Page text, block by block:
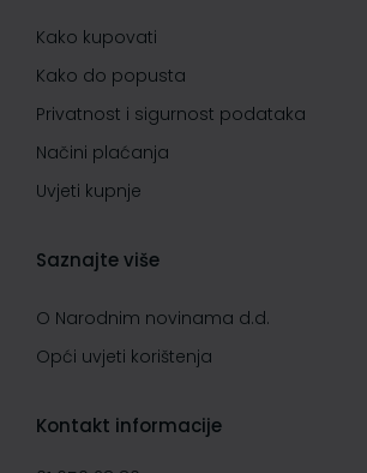
Kako kupovati
Kako do popusta
Privatnost i sigurnost podataka
Načini plaćanja
Uvjeti kupnje
Saznajte više
O Narodnim novinama d.d.
Opći uvjeti korištenja
Kontakt informacije